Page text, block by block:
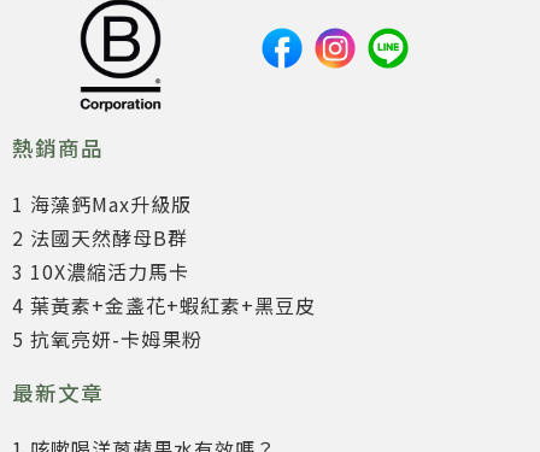
熱銷商品
1 海藻鈣Max升級版
2 法國天然酵母B群
3 10X濃縮活力馬卡
4 葉黃素+金盞花+蝦紅素+黑豆皮
5 抗氧亮妍-卡姆果粉
最新文章